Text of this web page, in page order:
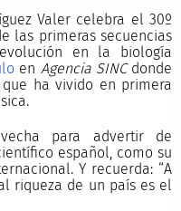
Valer celebra el 30º
las primeras secuencias
en la biología
en Agencia SINCdonde
ha vivido en primera
para advertir de
español, como su
Y recuerda: “A
riqueza de un país es el